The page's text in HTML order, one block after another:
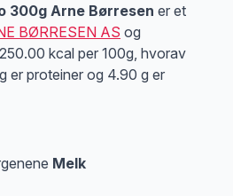
300g Arne Børresen er et
BØRRESEN AS og
kcal per 100g, hvorav
er proteiner og 4.90 g er
Melk